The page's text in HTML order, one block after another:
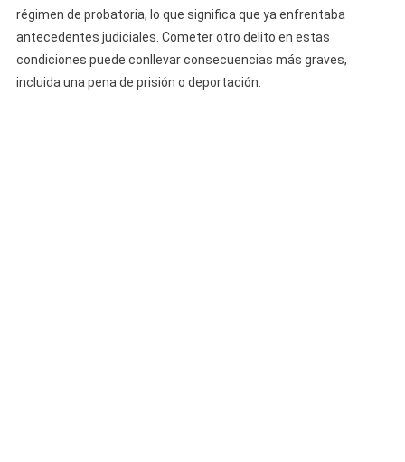
régimen de probatoria, lo que significa que ya enfrentaba
antecedentes judiciales. Cometer otro delito en estas
condiciones puede conllevar consecuencias más graves,
incluida una pena de prisión o deportación.